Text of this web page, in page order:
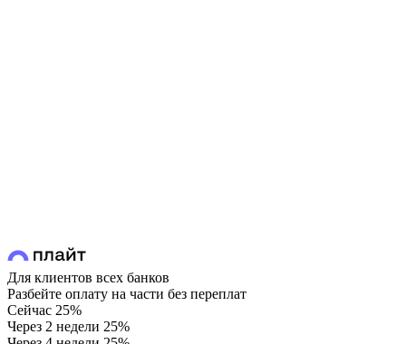
Для клиентов всех банков
Разбейте оплату на части без переплат
Сейчас 25%
Через 2 недели 25%